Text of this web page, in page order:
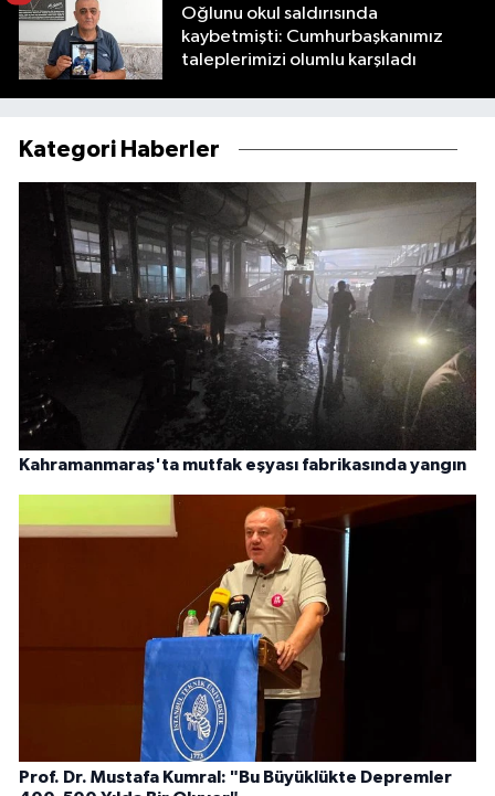
Oğlunu okul saldırısında
kaybetmişti: Cumhurbaşkanımız
taleplerimizi olumlu karşıladı
Kategori Haberler
Kahramanmaraş'ta mutfak eşyası fabrikasında yangın
Prof. Dr. Mustafa Kumral: "Bu Büyüklükte Depremler